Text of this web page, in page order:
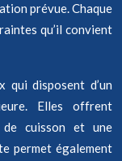
prévue. Chaque
qu’il convient
qui disposent d’un
Elles offrent
de cuisson et une
permet également